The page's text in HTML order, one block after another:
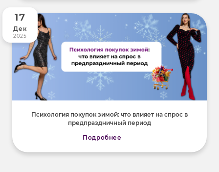
Психология покупок зимой: что влияет на спрос в
предпраздничный период
Подробнее
17
Дек
2025